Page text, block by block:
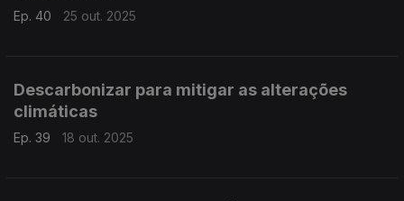
Ep. 40 25 out. 2025
Descarbonizar para mitigar as alterações
climáticas
Ep. 39 18 out. 2025